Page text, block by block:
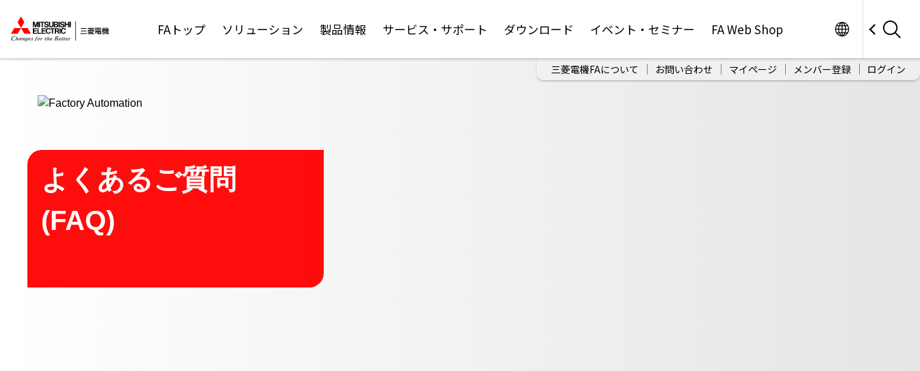
FAトップ ソリューション 製品情報 サービス・サポート ダウンロード イベント・セミナー FA Web Shop
三菱電機FAについて お問い合わせ マイページ メンバー登録 ログイン
よくあるご質問
(FAQ)